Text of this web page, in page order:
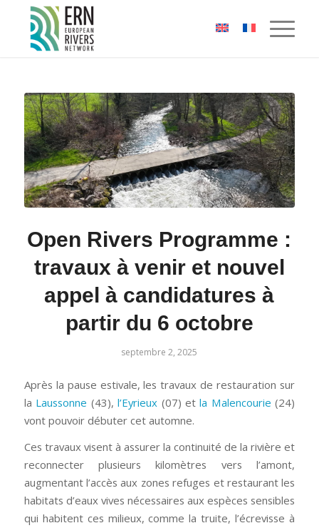
Panneau de gestion des cookies
Open Rivers Programme :
travaux à venir et nouvel
appel à candidatures à
partir du 6 octobre
septembre 2, 2025
Après la pause estivale, les travaux de restauration sur
la Laussonne (43),l’Eyrieux (07) etla Malencourie (24)
vont pouvoir débuter cet automne.
Ces travaux visent à assurer la continuité de la rivière et
reconnecter plusieurs kilomètres vers l’amont,
augmentant l’accès aux zones refuges et restaurant les
habitats d’eaux vives nécessaires aux espèces sensibles
qui habitent ces milieux, comme la truite, l’écrevisse à